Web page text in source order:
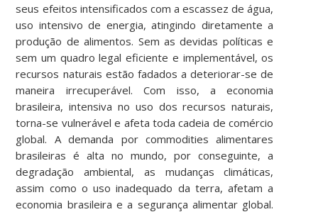
seus efeitos intensificados com a escassez de água,
uso intensivo de energia, atingindo diretamente a
produção de alimentos. Sem as devidas políticas e
sem um quadro legal eficiente e implementável, os
recursos naturais estão fadados a deteriorar-se de
maneira irrecuperável. Com isso, a economia
brasileira, intensiva no uso dos recursos naturais,
torna-se vulnerável e afeta toda cadeia de comércio
global. A demanda por commodities alimentares
brasileiras é alta no mundo, por conseguinte, a
degradação ambiental, as mudanças climáticas,
assim como o uso inadequado da terra, afetam a
economia brasileira e a segurança alimentar global.